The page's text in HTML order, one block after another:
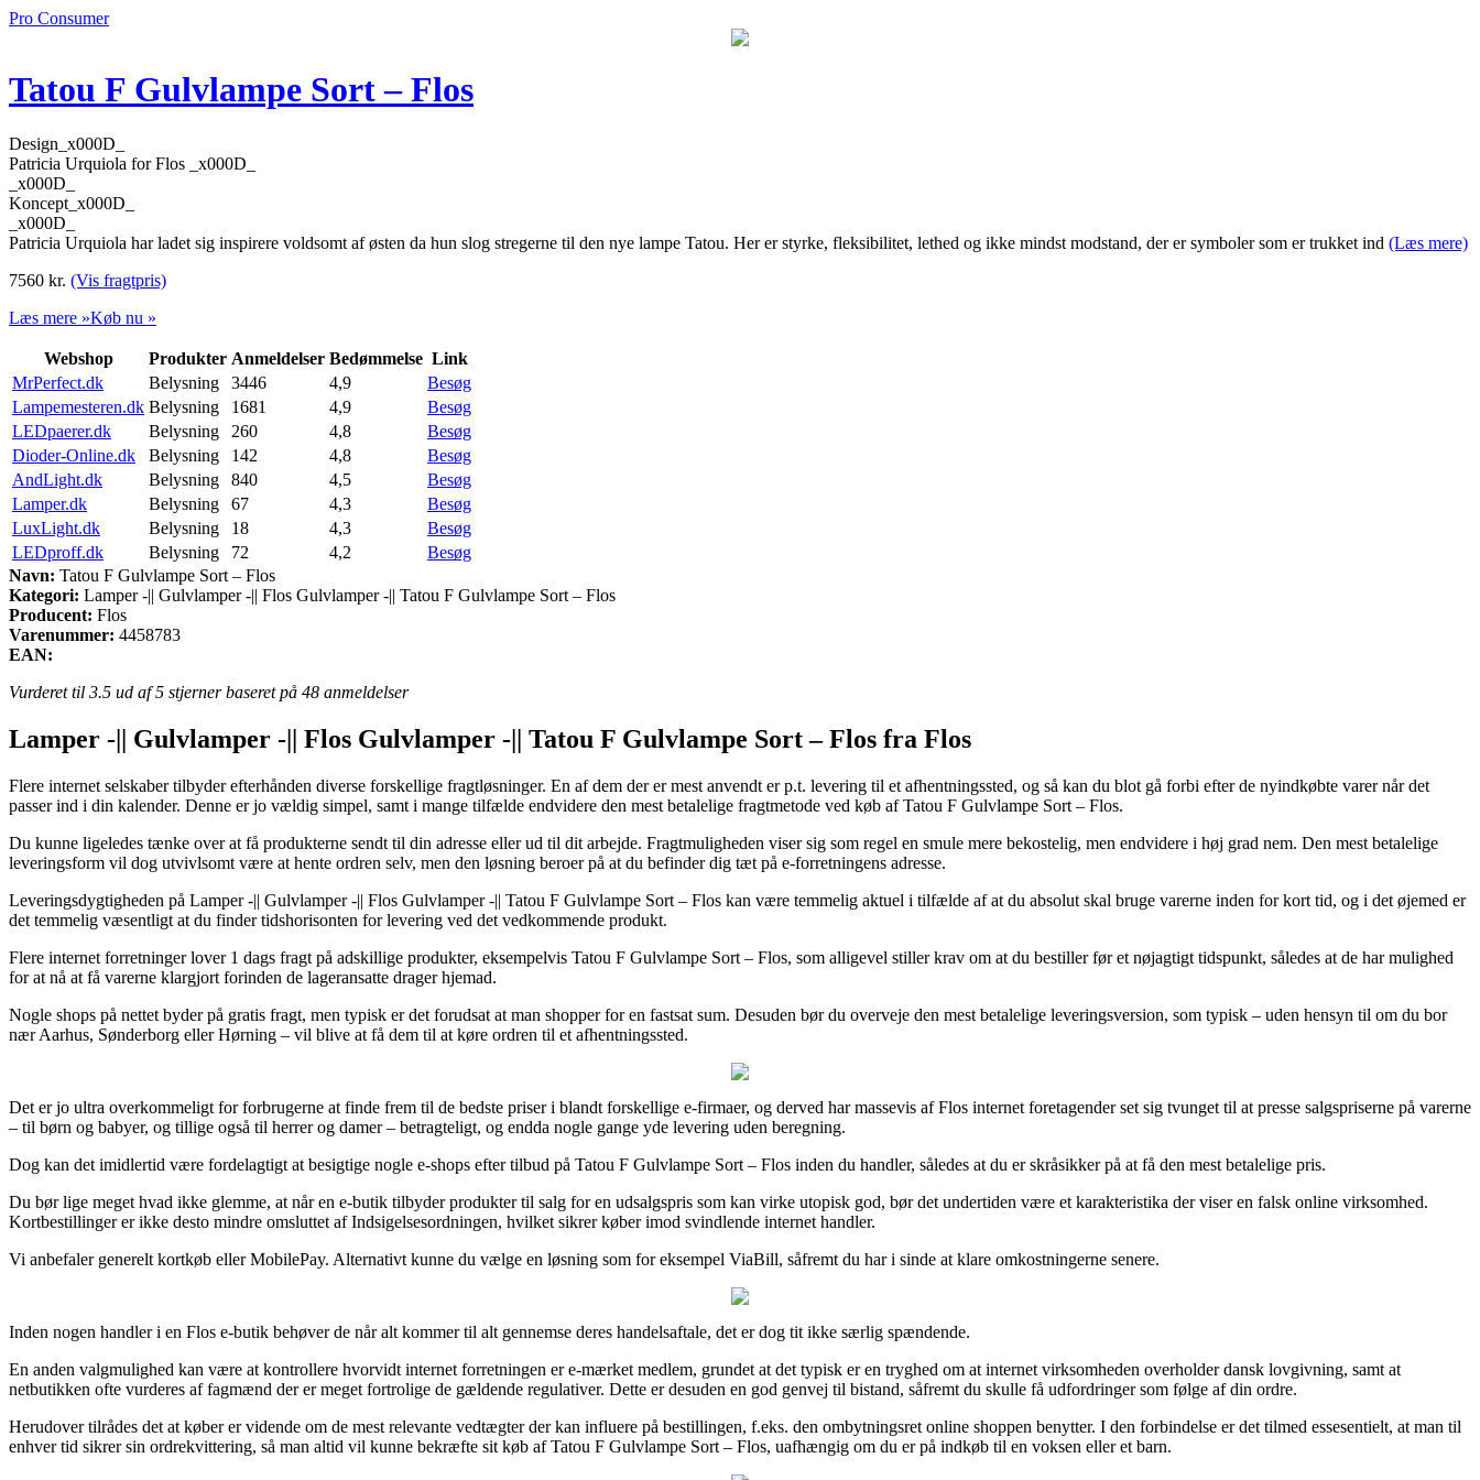
Pro Consumer
Tatou F Gulvlampe Sort – Flos
Design_x000D_
Patricia Urquiola for Flos _x000D_
_x000D_
Koncept_x000D_
_x000D_
Patricia Urquiola har ladet sig inspirere voldsomt af østen da hun slog stregerne til den nye lampe Tatou. Her er styrke, fleksibilitet, lethed og ikke mindst modstand, der er symboler som er trukket ind (Læs mere)
7560 kr. (Vis fragtpris)
Læs mere »Køb nu »
Webshop Produkter Anmeldelser Bedømmelse Link
MrPerfect.dk
Belysning 3446 4,9
Besøg
Lampemesteren.dk Belysning 1681 4,9
Besøg
LEDpaerer.dk
Belysning 260 4,8
Besøg
Dioder-Online.dk
Belysning 142 4,8
Besøg
AndLight.dk
Belysning 840 4,5
Besøg
Lamper.dk
Belysning 67 4,3
Besøg
LuxLight.dk
Belysning 18 4,3
Besøg
LEDproff.dk
Belysning 72 4,2
Besøg
Navn: Tatou F Gulvlampe Sort – Flos
Kategori: Lamper -|| Gulvlamper -|| Flos Gulvlamper -|| Tatou F Gulvlampe Sort – Flos
Producent: Flos
Varenummer: 4458783
EAN:
Vurderet til 3.5 ud af 5 stjerner baseret på 48 anmeldelser
Lamper -|| Gulvlamper -|| Flos Gulvlamper -|| Tatou F Gulvlampe Sort – Flos fra Flos
Flere internet selskaber tilbyder efterhånden diverse forskellige fragtløsninger. En af dem der er mest anvendt er p.t. levering til et afhentningssted, og så kan du blot gå forbi efter de nyindkøbte varer når det
passer ind i din kalender. Denne er jo vældig simpel, samt i mange tilfælde endvidere den mest betalelige fragtmetode ved køb af Tatou F Gulvlampe Sort – Flos.
Du kunne ligeledes tænke over at få produkterne sendt til din adresse eller ud til dit arbejde. Fragtmuligheden viser sig som regel en smule mere bekostelig, men endvidere i høj grad nem. Den mest betalelige
leveringsform vil dog utvivlsomt være at hente ordren selv, men den løsning beroer på at du befinder dig tæt på e-forretningens adresse.
Leveringsdygtigheden på Lamper -|| Gulvlamper -|| Flos Gulvlamper -|| Tatou F Gulvlampe Sort – Flos kan være temmelig aktuel i tilfælde af at du absolut skal bruge varerne inden for kort tid, og i det øjemed er
det temmelig væsentligt at du finder tidshorisonten for levering ved det vedkommende produkt.
Flere internet forretninger lover 1 dags fragt på adskillige produkter, eksempelvis Tatou F Gulvlampe Sort – Flos, som alligevel stiller krav om at du bestiller før et nøjagtigt tidspunkt, således at de har mulighed
for at nå at få varerne klargjort forinden de lageransatte drager hjemad.
Nogle shops på nettet byder på gratis fragt, men typisk er det forudsat at man shopper for en fastsat sum. Desuden bør du overveje den mest betalelige leveringsversion, som typisk – uden hensyn til om du bor
nær Aarhus, Sønderborg eller Hørning – vil blive at få dem til at køre ordren til et afhentningssted.
Det er jo ultra overkommeligt for forbrugerne at finde frem til de bedste priser i blandt forskellige e-firmaer, og derved har massevis af Flos internet foretagender set sig tvunget til at presse salgspriserne på varerne
– til børn og babyer, og tillige også til herrer og damer – betragteligt, og endda nogle gange yde levering uden beregning.
Dog kan det imidlertid være fordelagtigt at besigtige nogle e-shops efter tilbud på Tatou F Gulvlampe Sort – Flos inden du handler, således at du er skråsikker på at få den mest betalelige pris.
Du bør lige meget hvad ikke glemme, at når en e-butik tilbyder produkter til salg for en udsalgspris som kan virke utopisk god, bør det undertiden være et karakteristika der viser en falsk online virksomhed.
Kortbestillinger er ikke desto mindre omsluttet af Indsigelsesordningen, hvilket sikrer køber imod svindlende internet handler.
Vi anbefaler generelt kortkøb eller MobilePay. Alternativt kunne du vælge en løsning som for eksempel ViaBill, såfremt du har i sinde at klare omkostningerne senere.
Inden nogen handler i en Flos e-butik behøver de når alt kommer til alt gennemse deres handelsaftale, det er dog tit ikke særlig spændende.
En anden valgmulighed kan være at kontrollere hvorvidt internet forretningen er e-mærket medlem, grundet at det typisk er en tryghed om at internet virksomheden overholder dansk lovgivning, samt at
netbutikken ofte vurderes af fagmænd der er meget fortrolige de gældende regulativer. Dette er desuden en god genvej til bistand, såfremt du skulle få udfordringer som følge af din ordre.
Herudover tilrådes det at køber er vidende om de mest relevante vedtægter der kan influere på bestillingen, f.eks. den ombytningsret online shoppen benytter. I den forbindelse er det tilmed essesentielt, at man til
enhver tid sikrer sin ordrekvittering, så man altid vil kunne bekræfte sit køb af Tatou F Gulvlampe Sort – Flos, uafhængig om du er på indkøb til en voksen eller et barn.